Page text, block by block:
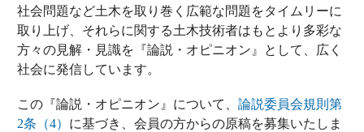
社会問題など土木を取り巻く広範な問題をタイムリーに
取り上げ、それらに関する土木技術者はもとより多彩な
方々の見解・見識を『論説・オピニオン』として、広く
社会に発信しています。
この『論説・オピニオン』について、 論説委員会規則第
2条（4） に基づき、会員の方からの原稿を募集いたしま